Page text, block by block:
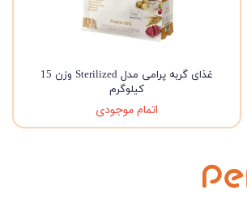
غذای گربه پرامی مدل Sterilized وزن 15
کیلوگرم
اتمام موجودی